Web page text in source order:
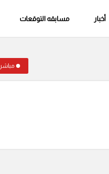
أخبار مسابقه التوقعات
مباشر